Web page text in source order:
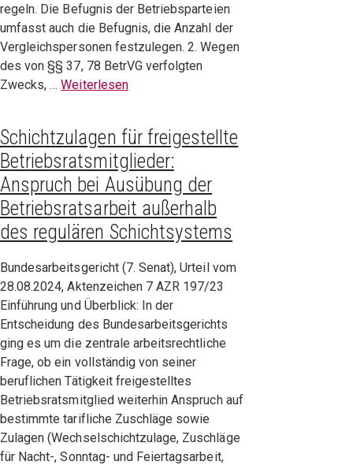
regeln. Die Befugnis der Betriebsparteien
umfasst auch die Befugnis, die Anzahl der
Vergleichspersonen festzulegen. 2. Wegen
des von §§ 37, 78 BetrVG verfolgten
Zwecks, …Weiterlesen
Schichtzulagen für freigestellte
Betriebsratsmitglieder:
Anspruch bei Ausübung der
Betriebsratsarbeit außerhalb
des regulären Schichtsystems
Bundesarbeitsgericht (7. Senat), Urteil vom
28.08.2024, Aktenzeichen 7 AZR 197/23
Einführung und Überblick: In der
Entscheidung des Bundesarbeitsgerichts
ging es um die zentrale arbeitsrechtliche
Frage, ob ein vollständig von seiner
beruflichen Tätigkeit freigestelltes
Betriebsratsmitglied weiterhin Anspruch auf
bestimmte tarifliche Zuschläge sowie
Zulagen (Wechselschichtzulage, Zuschläge
für Nacht-, Sonntag- und Feiertagsarbeit,